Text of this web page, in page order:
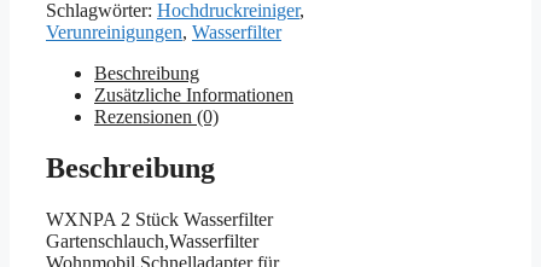
Schlagwörter: Hochdruckreiniger,
Verunreinigungen, Wasserfilter
Beschreibung
Zusätzliche Informationen
Rezensionen (0)
Beschreibung
WXNPA 2 Stück Wasserfilter
Gartenschlauch,Wasserfilter
Wohnmobil,Schnelladapter für